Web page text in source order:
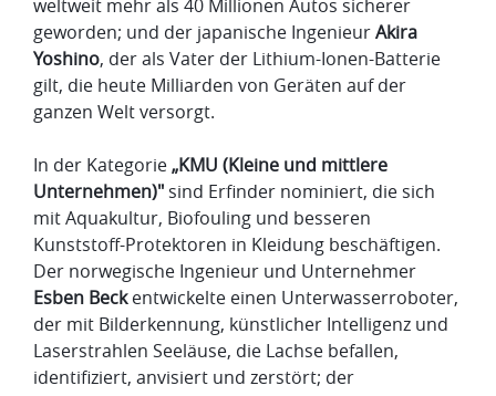
weltweit mehr als 40 Millionen Autos sicherer
geworden; und der japanische IngenieurAkira
Yoshino, der als Vater der Lithium-Ionen-Batterie
gilt, die heute Milliarden von Geräten auf der
ganzen Welt versorgt.
In der Kategorie„KMU (Kleine und mittlere
Unternehmen)" sind Erfinder nominiert, die sich
mit Aquakultur, Biofouling und besseren
Kunststoff-Protektoren in Kleidung beschäftigen.
Der norwegische Ingenieur und Unternehmer
Esben Beckentwickelte einen Unterwasserroboter,
der mit Bilderkennung, künstlicher Intelligenz und
Laserstrahlen Seeläuse, die Lachse befallen,
identifiziert, anvisiert und zerstört; der